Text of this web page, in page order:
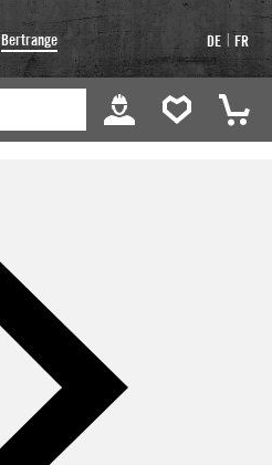
Bertrange DE | FR